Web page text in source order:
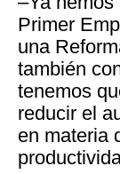
Primer
una
también
tenemos
reducir el
en materia